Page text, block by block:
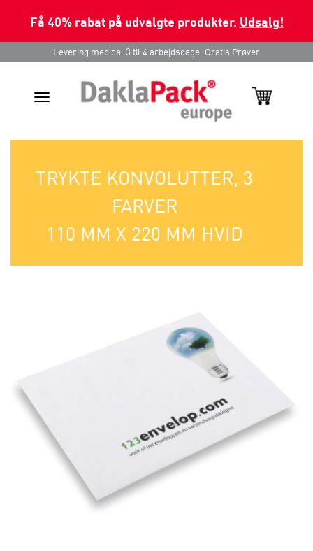
Få 40% rabat på udvalgte produkter. Udsalg!
Levering med ca. 3 til 4 arbejdsdage. Gratis Prøver
Toggle
TRYKTE KONVOLUTTER, 3
FARVER
110 MM X 220 MM HVID